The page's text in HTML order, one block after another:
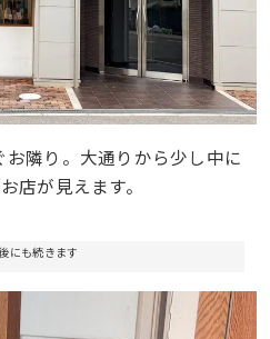
お隣り。大通りから少し中に
店が見えます。
にも続きます